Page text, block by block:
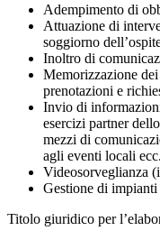
Adempimento di
Attuazione di
soggiorno
Inoltro di
Memorizzazione
prenotazioni e
Invio di
esercizi partner
mezzi di
agli eventi locali ecc.
Videosorveglianza
Gestione di
Titolo giuridico per